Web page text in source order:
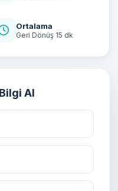
Ortalama
Geri Dönüş 15 dk
Al